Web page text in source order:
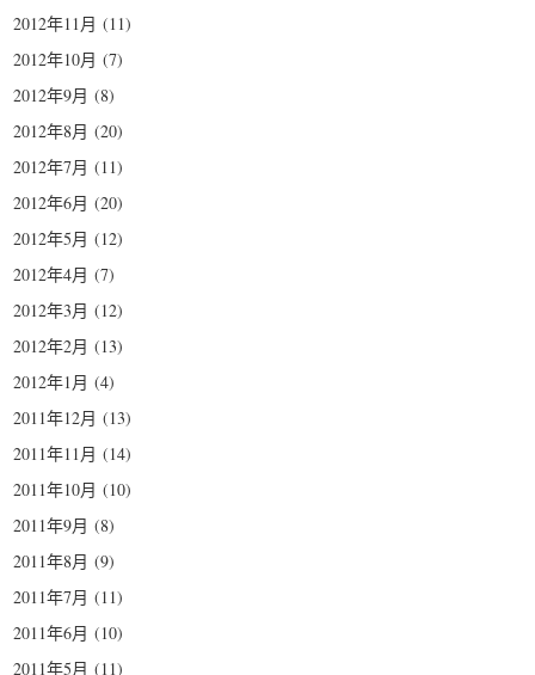
2012年11月 (11)
2012年10月 (7)
2012年9月 (8)
2012年8月 (20)
2012年7月 (11)
2012年6月 (20)
2012年5月 (12)
2012年4月 (7)
2012年3月 (12)
2012年2月 (13)
2012年1月 (4)
2011年12月 (13)
2011年11月 (14)
2011年10月 (10)
2011年9月 (8)
2011年8月 (9)
2011年7月 (11)
2011年6月 (10)
2011年5月 (11)